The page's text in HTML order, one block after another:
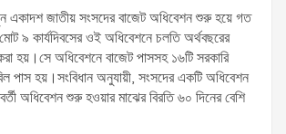
জাতীয় সংসদের বাজেট অধিবেশন শুরু হয়ে গত
৯ কার্যদিবসের ওই অধিবেশনে চলতি অর্থবছরের
হয়।সে অধিবেশনে বাজেট পাসসহ ১৬টি সরকারি
পাস হয়।সংবিধান অনুযায়ী, সংসদের একটি অধিবেশন
অধিবেশন শুরু হওয়ার মাঝের বিরতি ৬০ দিনের বেশি